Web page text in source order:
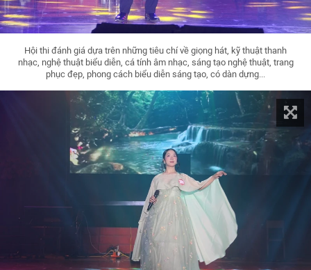
Hội thi đánh giá dựa trên những tiêu chí về giọng hát, kỹ thuật thanh
nhạc, nghệ thuật biểu diễn, cá tính âm nhạc, sáng tạo nghệ thuật, trang
phục đẹp, phong cách biểu diễn sáng tạo, có dàn dựng...